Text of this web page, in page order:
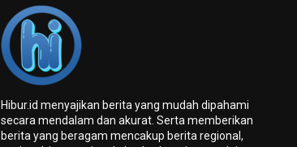
Hibur.id menyajikan berita yang mudah dipahami
secara mendalam dan akurat. Serta memberikan
berita yang beragam mencakup berita regional,